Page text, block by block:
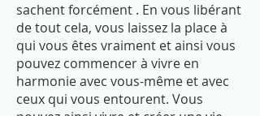
sachent forcément . En vous libérant
de tout cela, vous laissez la place à
qui vous êtes vraiment et ainsi vous
pouvez commencer à vivre en
harmonie avec vous-même et avec
ceux qui vous entourent. Vous